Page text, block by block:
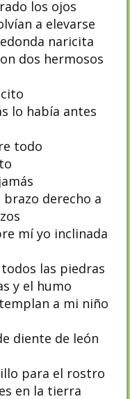
los ojos
a elevarse
naricita
dos hermosos
lo había antes
todo
derecho a
mí yo inclinada
las piedras
y el humo
a mi niño
diente de león
para el rostro
en la tierra